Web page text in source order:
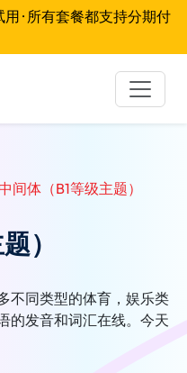
· 所有套餐都支持分期付
间体（B1等级主题）
）
不同类型的体育，娱乐类
的发音和词汇在线。今天